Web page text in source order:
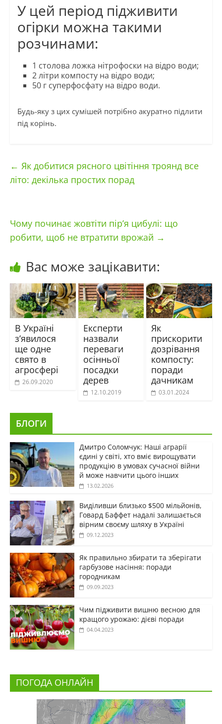
У цей період підживити
огірки можна такими
розчинами:
1 столова ложка нітрофоски на відро води;
2 літри компосту на відро води;
50 г суперфосфату на відро води.
Будь-яку з цих сумішей потрібно акуратно підлити
під корінь.
← Як добитися рясного цвітіння троянд все
літо: декілька простих порад
Чому починає жовтіти пір’я цибулі: що
робити, щоб не втратити врожай →
Вас може зацікавити:
В Україні
з’явилося
ще одне
свято в
агросфері
26.09.2020
Експерти
назвали
переваги
осінньої
посадки
дерев
12.10.2019
Як
прискорити
дозрівання
компосту:
поради
дачникам
03.01.2024
БЛОГИ
Дмитро Соломчук: Наші аграрії
єдині у світі, хто вміє вирощувати
продукцію в умовах сучасної війни
й може навчити цього інших
13.02.2026
Виділивши близько $500 мільйонів,
Говард Баффет надалі залишається
вірним своєму шляху в Україні
09.12.2023
Як правильно збирати та зберігати
гарбузове насіння: поради
городникам
09.09.2023
Чим підживити вишню весною для
кращого урожаю: дієві поради
04.04.2023
ПОГОДА ОНЛАЙН